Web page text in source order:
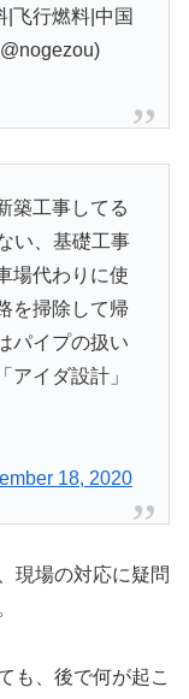
飞行燃料|中国
築工事してる
い、基礎工事
場代わりに使
を掃除して帰
パイプの扱い
アイダ設計」
18, 2020
現場の対応に疑問
も、後で何が起こ